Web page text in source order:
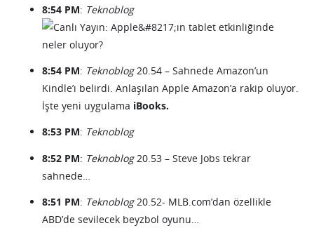
8:54 PM: Teknoblog
8:54 PM: Teknoblog20.54 – Sahnede Amazon’un
Kindle’ı belirdi. Anlaşılan Apple Amazon’a rakip oluyor.
İşte yeni uygulama iBooks.
8:53 PM: Teknoblog
8:52 PM: Teknoblog20.53 – Steve Jobs tekrar
sahnede…
8:51 PM: Teknoblog20.52- MLB.com’dan özellikle
ABD’de sevilecek beyzbol oyunu…